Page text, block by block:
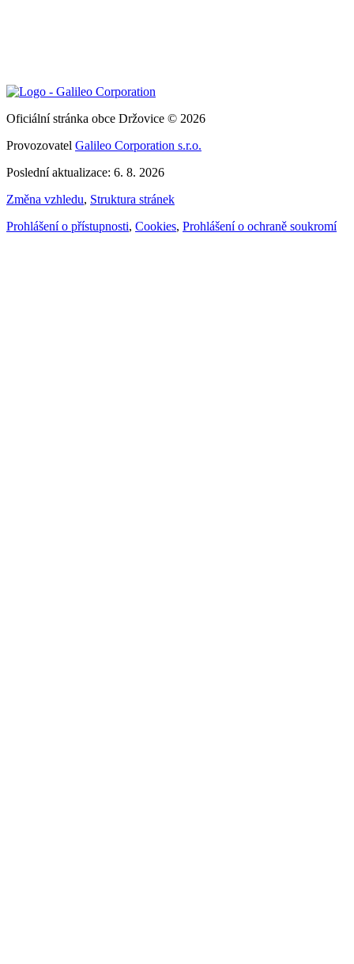
Oficiální stránka obce Držovice © 2026
Provozovatel Galileo Corporation s.r.o.
Poslední aktualizace: 6. 8. 2026
Změna vzhledu, Struktura stránek
Prohlášení o přístupnosti, Cookies, Prohlášení o ochraně soukromí